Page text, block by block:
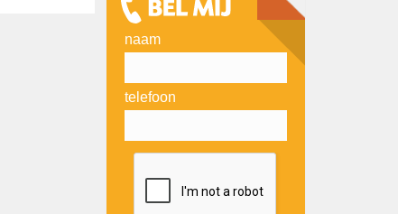
naam
telefoon